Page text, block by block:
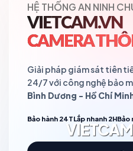
HỆ THỐNG AN NINH
VIETCAM.VN
CAMERA
Giải pháp giám sát tiên
24/7 với công nghệ bảo
Bình Dương - Hồ Chí
Bảo hành 24TLắp nhanh 2HBảo